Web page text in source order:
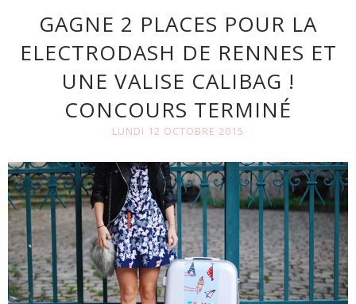
GAGNE 2 PLACES POUR LA
ELECTRODASH DE RENNES ET
UNE VALISE CALIBAG !
CONCOURS TERMINÉ
LUNDI 12 OCTOBRE 2015